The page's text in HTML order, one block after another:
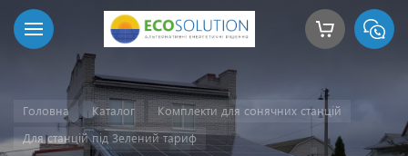
Головна Каталог
Комплекти для сонячних станцій
Для станцій під Зелений тариф